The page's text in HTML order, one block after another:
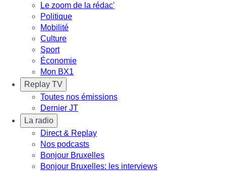
Le zoom de la rédac'
Politique
Mobilité
Culture
Sport
Économie
Mon BX1
Replay TV
Toutes nos émissions
Dernier JT
La radio
Direct & Replay
Nos podcasts
Bonjour Bruxelles
Bonjour Bruxelles: les interviews